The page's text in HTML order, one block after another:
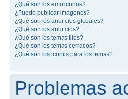
¿Qué son los emoticonos?
¿Puedo publicar imagenes?
¿Qué son los anuncios globales?
¿Qué son los anuncios?
¿Qué son los temas fijos?
¿Qué son los temas cerrados?
¿Qué son los iconos para los temas?
Problemas